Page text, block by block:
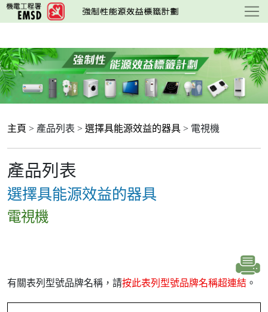
跳
至
要
內
容
主頁 > 產品列表 > 選擇具能源效益的器具 > 電視機
產品列表
選擇具能源效益的器具
電視機
有關表列型號品牌名稱，請按此表列型號品牌名稱超連結 。